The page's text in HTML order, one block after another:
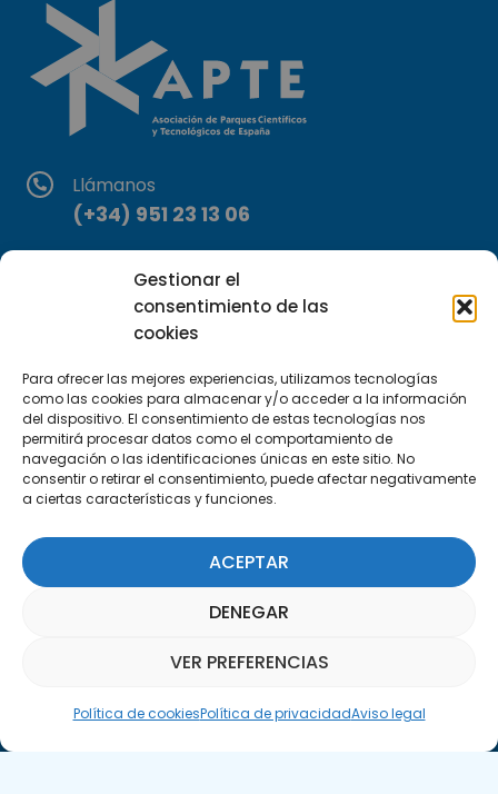
Gestionar el
consentimiento de las
cookies
Para ofrecer las mejores experiencias, utilizamos tecnologías
como las cookies para almacenar y/o acceder a la información
del dispositivo. El consentimiento de estas tecnologías nos
permitirá procesar datos como el comportamiento de
navegación o las identificaciones únicas en este sitio. No
consentir o retirar el consentimiento, puede afectar negativamente
a ciertas características y funciones.
ACEPTAR
DENEGAR
VER PREFERENCIAS
Política de cookiesPolítica de privacidadAviso legal
Llámanos
(+34) 951 23 13 06
Escríbenos
info@apte.org
C/Marie Curie, 35
29590 Campanillas, Málaga
Suscríbete a nuestra Newsletter
SUSCRÍBETE AQUÍ